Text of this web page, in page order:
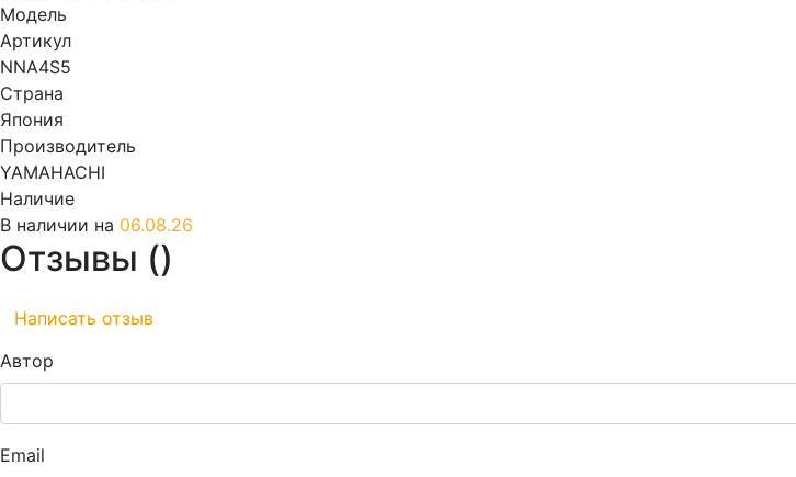
Модель
Артикул
NNA4S5
Страна
Япония
Производитель
YAMAHACHI
Наличие
В наличии на 06.08.26
Отзывы ()
Написать отзыв
Автор
Email